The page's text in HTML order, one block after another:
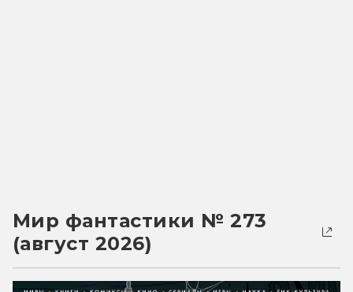
Мир фантастики № 273
(август 2026)